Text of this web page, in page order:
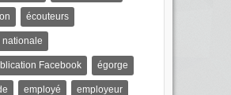
écouteurs
Facebook égorge
employé employeur